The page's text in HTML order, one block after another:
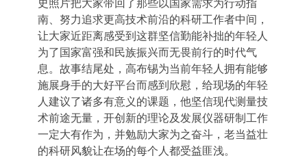
史照片把大家带回了那些以国家需求为行动指
南、努力追求更高技术前沿的科研工作者中间，
让大家近距离感受到这群坚信勤能补拙的年轻人
为了国家富强和民族振兴而无畏前行的时代气
息。故事结尾处，高布锡为当前年轻人拥有能够
施展身手的大好平台而感到欣慰，给现场的年轻
人建议了诸多有意义的课题，他坚信现代测量技
术前途无量，开创新的理论及发展仪器研制工作
一定大有作为，并勉励大家为之奋斗，老当益壮
的科研风貌让在场的每个人都受益匪浅。